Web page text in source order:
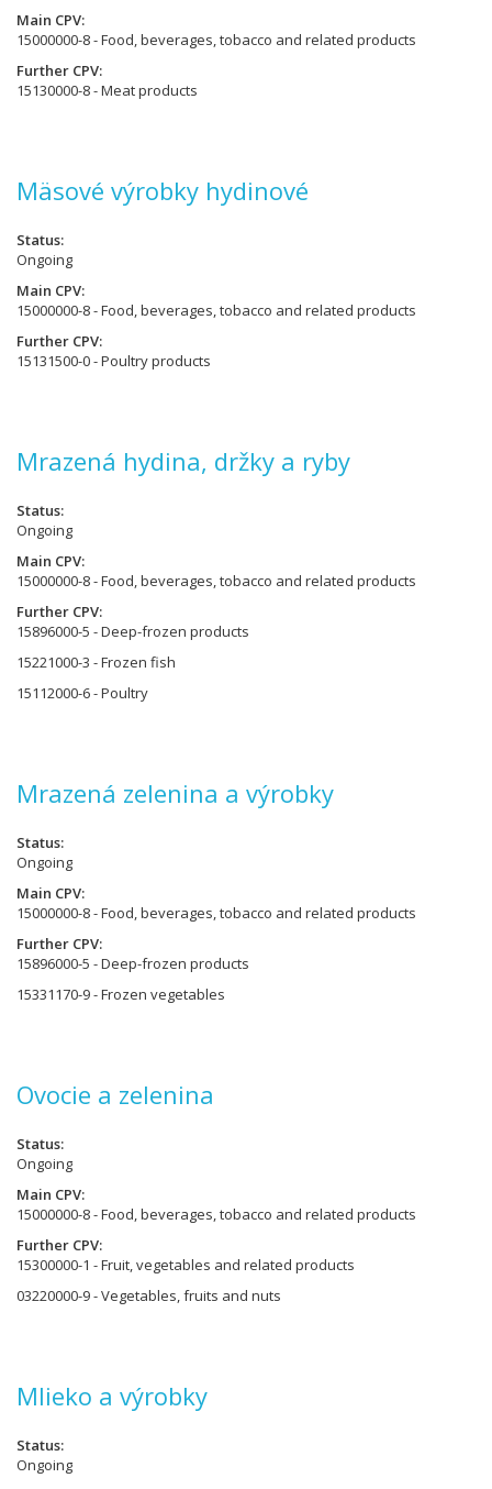
Main CPV
15000000-8 - Food, beverages, tobacco and related products
Further CPV
15130000-8 - Meat products
Mäsové výrobky hydinové
Status
Ongoing
Main CPV
15000000-8 - Food, beverages, tobacco and related products
Further CPV
15131500-0 - Poultry products
Mrazená hydina, držky a ryby
Status
Ongoing
Main CPV
15000000-8 - Food, beverages, tobacco and related products
Further CPV
15896000-5 - Deep-frozen products
15221000-3 - Frozen fish
15112000-6 - Poultry
Mrazená zelenina a výrobky
Status
Ongoing
Main CPV
15000000-8 - Food, beverages, tobacco and related products
Further CPV
15896000-5 - Deep-frozen products
15331170-9 - Frozen vegetables
Ovocie a zelenina
Status
Ongoing
Main CPV
15000000-8 - Food, beverages, tobacco and related products
Further CPV
15300000-1 - Fruit, vegetables and related products
03220000-9 - Vegetables, fruits and nuts
Mlieko a výrobky
Status
Ongoing